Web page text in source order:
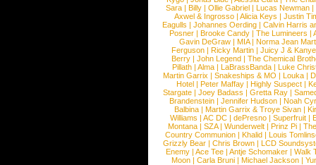
Sara |Billy |Ollie Gabriel |Lucas Newman |
Axwel & Ingrosso | Alicia Keys | Justin
Eagulls |Johannes Oerding |Calvin Harris
Posner |Brooke Candy |The Lumineers |
Gavin DeGraw | MIA| Norma Jean
Ferguson | Ricky Martin | Juicy J &
Berry | John Legend | The Chemical
Pillath |Alma |LaBrassBanda |Luke
Martin Garrix | Snakeships & MO | Louka |
Hotel | Peter Maffay | Highly Suspect |
Stargate |Joey Badass |Gretta Ray |
Brandenstein |Jennifer Hudson |Noah
Balbina | Martin Garrix & Troye Sivan |
Williams |AC DC |dePresno |Superfruit |
Montana |SZA|Wunderwelt |Prinz Pi |
Country Communion | Khalid | Louis
Grizzly Bear | Chris Brown | LCD
Enemy | Ace Tee | Antje Schomaker | Walk
Moon |Carla Bruni |Michael Jackson |